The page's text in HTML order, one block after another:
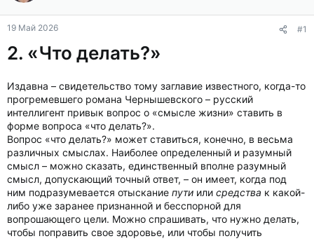
м
ы
л
19 Май 2026 #1
2. «Что делать?»
Издавна – свидетельство тому заглавие известного, когда-то
прогремевшего романа Чернышевского – русский
интеллигент привык вопрос о «смысле жизни» ставить в
форме вопроса «что делать?».
Вопрос «что делать?» может ставиться, конечно, в весьма
различных смыслах. Наиболее определенный и разумный
смысл – можно сказать, единственный вполне разумный
смысл, допускающий точный ответ, – он имеет, когда под
ним подразумевается отыскание пути или средства к какой-
либо уже заранее признанной и бесспорной для
вопрошающего цели. Можно спрашивать, что нужно делать,
чтобы поправить свое здоровье, или чтобы получить